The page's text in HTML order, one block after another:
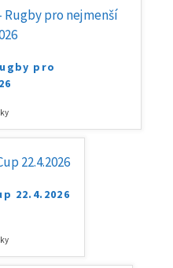
pro
22.4.2026